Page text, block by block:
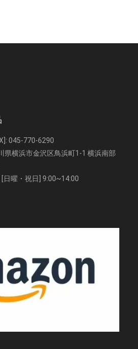
045-770-6290
県横浜市金沢区鳥浜町1-1 横浜南部
日曜・祝日] 9:00~14:00